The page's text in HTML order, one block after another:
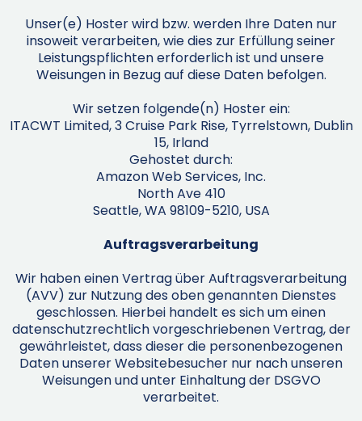
Unser(e) Hoster wird bzw. werden Ihre Daten nur
insoweit verarbeiten, wie dies zur Erfüllung seiner
Leistungspflichten erforderlich ist und unsere
Weisungen in Bezug auf diese Daten befolgen.
Wir setzen folgende(n) Hoster ein:
ITACWT Limited, 3 Cruise Park Rise, Tyrrelstown, Dublin
15, Irland
Gehostet durch:
Amazon Web Services, Inc.
North Ave 410
Seattle, WA 98109-5210, USA
Auftragsverarbeitung
Wir haben einen Vertrag über Auftragsverarbeitung
(AVV) zur Nutzung des oben genannten Dienstes
geschlossen. Hierbei handelt es sich um einen
datenschutzrechtlich vorgeschriebenen Vertrag, der
gewährleistet, dass dieser die personenbezogenen
Daten unserer Websitebesucher nur nach unseren
Weisungen und unter Einhaltung der DSGVO
verarbeitet.